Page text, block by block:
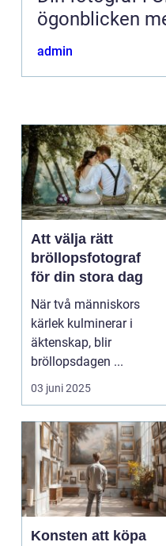
ögonblicken
admin
Att välja rätt
bröllopsfotograf
för din stora dag
När två människors
kärlek kulminerar i
äktenskap, blir
bröllopsdagen ...
03 juni 2025
Konsten att köpa